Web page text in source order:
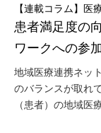
患者満足度の
ワークへの参
【連載コラム】医
地域医療連携ネッ
のバランスが取れ
（患者）の地域医